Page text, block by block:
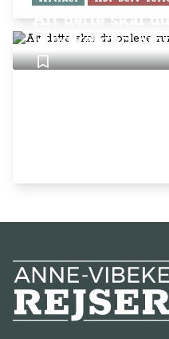
Alt dette skal
Ringkøbing
Anne-Vibeke Rejser